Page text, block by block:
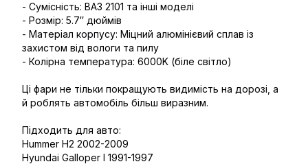
- Сумісність: ВАЗ 2101 та інші моделі
- Розмір: 5.7″ дюймів
- Матеріал корпусу: Міцний алюмінієвий сплав із
захистом від вологи та пилу
- Колірна температура: 6000K (біле світло)
Ці фари не тільки покращують видимість на дорозі, а
й роблять автомобіль більш виразним.
Підходить для авто:
Hummer H2 2002-2009
Hyundai Galloper I 1991-1997